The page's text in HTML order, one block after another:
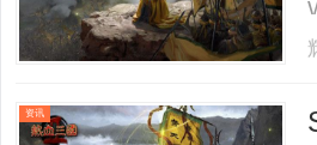
资讯